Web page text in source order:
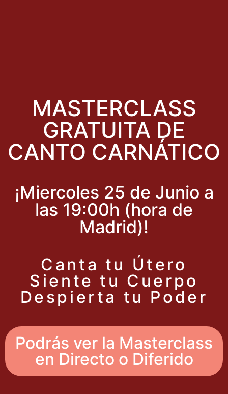
MASTERCLASS
GRATUITA DE
CANTO CARNÁTICO
¡Miercoles 25 de Junio a
las 19:00h (hora de
Madrid)!
Canta tu Útero
Siente tu Cuerpo
Despierta tu Poder
Podrás ver la Masterclass
en Directo o Diferido